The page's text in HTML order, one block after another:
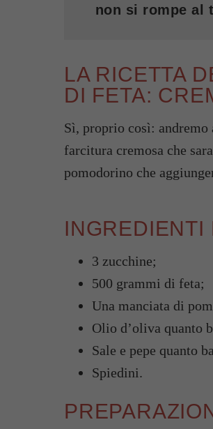
non si rompe al
LA RICETTA
DI FETA:
Sì, proprio così:
farcitura cremosa che
pomodorino che
INGREDIENTI
3 zucchine;
500 grammi di feta;
Una manciata di
Olio d’oliva quanto
Sale e pepe quanto
Spiedini.